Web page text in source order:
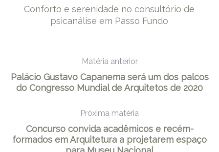
Conforto e serenidade no consultório de
psicanálise em Passo Fundo
Matéria anterior
Palácio Gustavo Capanema será um dos palcos
do Congresso Mundial de Arquitetos de 2020
Próxima matéria
Concurso convida acadêmicos e recém-
formados em Arquitetura a projetarem espaço